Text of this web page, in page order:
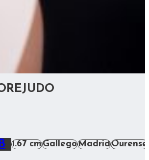
1.67 cmGallegoMadridOurense